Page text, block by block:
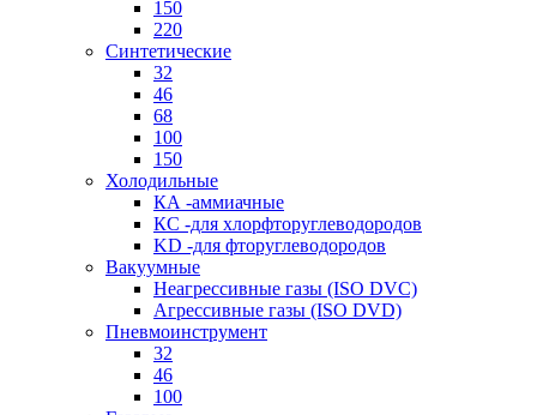
150
220
Синтетические
32
46
68
100
150
Холодильные
КА -аммиачные
КС -для хлорфторуглеводородов
KD -для фторуглеводородов
Вакуумные
Неагрессивные газы (ISO DVC)
Агрессивные газы (ISO DVD)
Пневмоинструмент
32
46
100